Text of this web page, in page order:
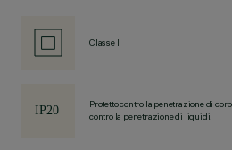
Classe II
Protetto contro la penetrazione di
contro la penetrazione di liquidi.